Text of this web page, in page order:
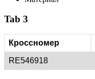
Tab 3
Кроссномер
RE546918